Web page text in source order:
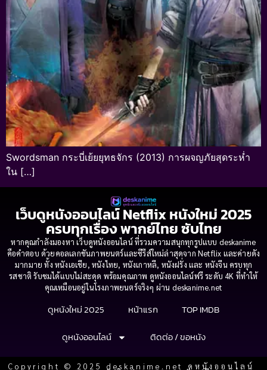
Swordsman กระบี่เย้ยยุทธจักร (2013) การผจญภัยสุดระห่ำ
ใน […]
เว็บดูหนังออนไลน์ Netflix หนังใหม่ 2025
ครบทุกเรื่อง พากย์ไทย ซับไทย
หากคุณกำลังมองหา เว็บดูหนังออนไลน์ ที่รวมความสนุกทุกรูปแบบ deskanime
คือคำตอบ ด้วยคอลเลกชันภาพยนตร์และซีรีส์ใหม่ล่าสุดจาก Netflix และค่ายดัง
มากมาย ทั้ง หนังเอเชีย, หนังไทย, หนังเกาหลี, หนังฝรั่ง และ หนังจีน ครบทุก
รสชาติ รับชมได้แบบไม่สะดุด พร้อมคุณภาพ ดูหนังออนไลน์ฟรี ระดับ 4K ที่ทำให้
คุณเหมือนอยู่ในโรงภาพยนตร์จริงๆ ผ่าน deskanime.net
ดูหนังใหม่ 2025 หน้าแรก
TOP IMDB
ดูหนังออนไลน์
ติดต่อ / ขอหนัง
Copyright © 2025 deskanime.net ดูหนังออนไลน์